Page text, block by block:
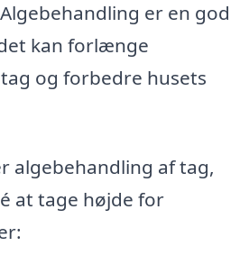
er en god
kan forlænge
og forbedre husets
algebehandling af tag,
at tage højde for